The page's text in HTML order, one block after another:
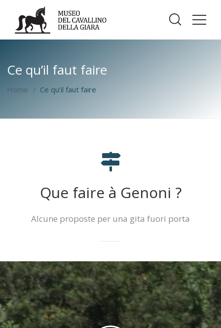
Ce qu’il faut faire
Home Ce qu’il faut faire
Que faire à Genoni ?
Alcune proposte per una gita fuori porta